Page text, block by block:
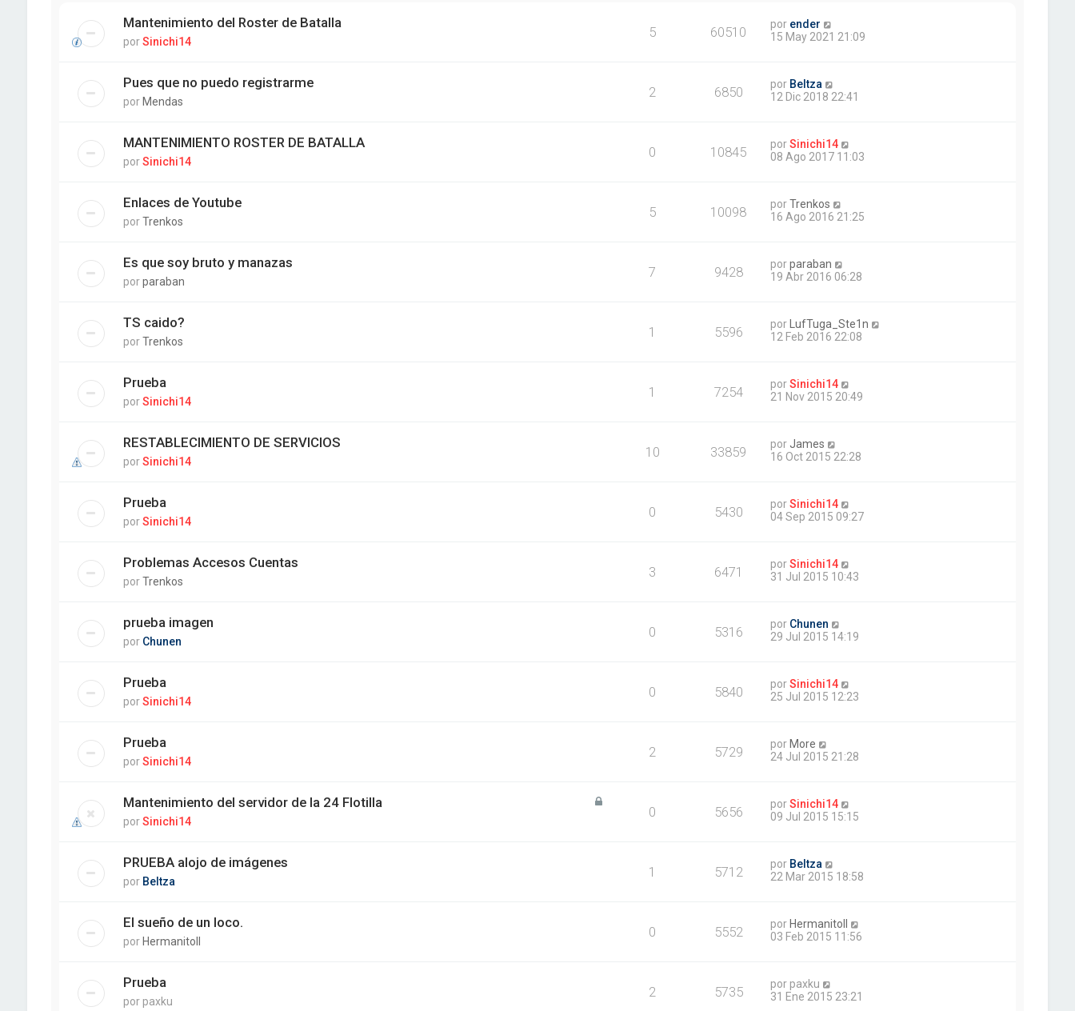
Mantenimiento del Roster de Batalla
porSinichi14
5 60510 por ender
15 May 2021 21:09
Pues que no puedo registrarme
por Mendas
2 6850 por Beltza
12 Dic 2018 22:41
MANTENIMIENTO ROSTER DE BATALLA
porSinichi14
0 10845 porSinichi14
08 Ago 2017 11:03
Enlaces de Youtube
porTrenkos
5 10098 porTrenkos
16 Ago 2016 21:25
Es que soy bruto y manazas
porparaban
7 9428 porparaban
19 Abr 2016 06:28
TS caido?
porTrenkos
1 5596 por LufTuga_Ste1n
12 Feb 2016 22:08
Prueba
porSinichi14
1 7254 porSinichi14
21 Nov 2015 20:49
RESTABLECIMIENTO DE SERVICIOS
porSinichi14
10 33859 por James
16 Oct 2015 22:28
Prueba
porSinichi14
0 5430 porSinichi14
04 Sep 2015 09:27
Problemas Accesos Cuentas
porTrenkos
3 6471 porSinichi14
31 Jul 2015 10:43
prueba imagen
por Chunen
0 5316 por Chunen
29 Jul 2015 14:19
Prueba
porSinichi14
0 5840 porSinichi14
25 Jul 2015 12:23
Prueba
porSinichi14
2 5729 por More
24 Jul 2015 21:28
Mantenimiento del servidor de la 24 Flotilla
porSinichi14
0 5656 porSinichi14
09 Jul 2015 15:15
PRUEBA alojo de imágenes
por Beltza
1 5712 por Beltza
22 Mar 2015 18:58
El sueño de un loco.
por HermanitoII
0 5552 por HermanitoII
03 Feb 2015 11:56
Prueba
por paxku
2 5735 por paxku
31 Ene 2015 23:21